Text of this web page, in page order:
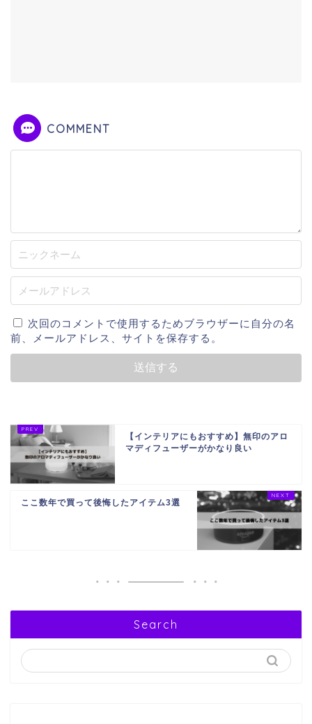
COMMENT
次回のコメントで使用するためブラウザーに自分の名
前、メールアドレス、サイトを保存する。
【インテリアにもおすすめ】無印のアロ
マディフューザーがかなり良い
ここ数年で買って後悔したアイテム3選
Search